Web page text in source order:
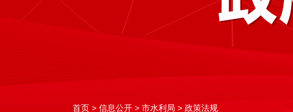
首页 > 信息公开 > 市水利局 > 政策法规